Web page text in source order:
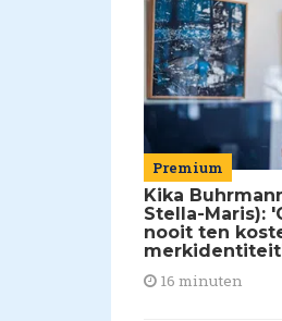
Premium
Kika
Stella-Maris):
nooit ten
16 minuten